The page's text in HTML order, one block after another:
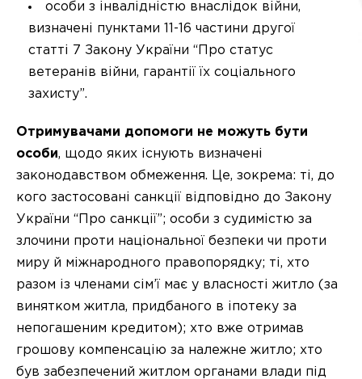
особи з інвалідністю внаслідок війни,
визначені пунктами 11-16 частини другої
статті 7 Закону України “Про статус
ветеранів війни, гарантії їх соціального
захисту”.
Отримувачами допомоги не можуть бути
особи, щодо яких існують визначені
законодавством обмеження. Це, зокрема: ті, до
кого застосовані санкції відповідно до Закону
України “Про санкції”; особи з судимістю за
злочини проти національної безпеки чи проти
миру й міжнародного правопорядку; ті, хто
разом із членами сім’ї має у власності житло (за
винятком житла, придбаного в іпотеку за
непогашеним кредитом); хто вже отримав
грошову компенсацію за належне житло; хто
був забезпечений житлом органами влади під